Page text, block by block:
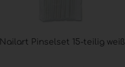
Nailart Pinselset 15-teilig weiß